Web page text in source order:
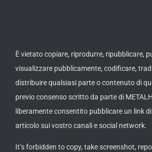
È vietato copiare, riprodurre, ripubblicare,
visualizzare pubblicamente, codificare,
distribuire qualsiasi parte o contenuto di
previo consenso scritto da parte di
liberamente consentito pubblicare un link
articolo sui vostro canali e social network.
It’s forbidden to copy, take screenshot,